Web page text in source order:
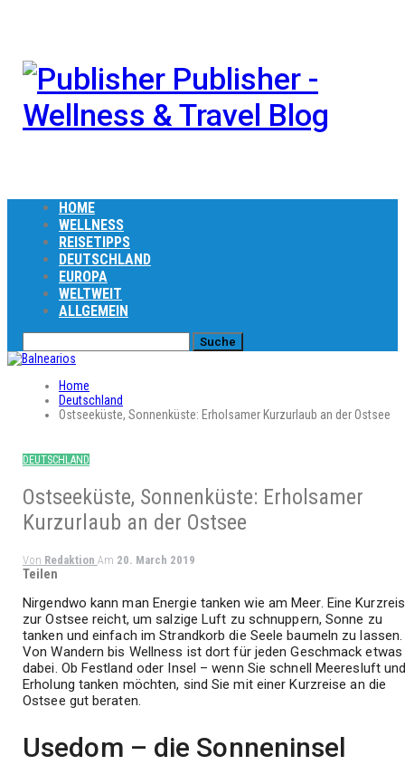
Publisher -
Wellness & Travel Blog
HOME
WELLNESS
REISETIPPS
DEUTSCHLAND
EUROPA
WELTWEIT
ALLGEMEIN
Home
Deutschland
Ostseeküste, Sonnenküste: Erholsamer Kurzurlaub an der Ostsee
DEUTSCHLAND
Ostseeküste, Sonnenküste: Erholsamer
Kurzurlaub an der Ostsee
Von Redaktion Am 20. March 2019
Teilen
Nirgendwo kann man Energie tanken wie am Meer. Eine
zur Ostsee reicht, um salzige Luft zu schnuppern, Sonne zu
tanken und einfach im Strandkorb die Seele baumeln zu lassen.
Von Wandern bis Wellness ist dort für jeden Geschmack etwas
dabei. Ob Festland oder Insel – wenn Sie schnell Meeresluft
Erholung tanken möchten, sind Sie mit einer Kurzreise an die
Ostsee gut beraten.
Usedom – die Sonneninsel